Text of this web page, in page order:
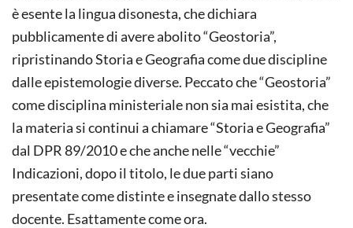
è esente la lingua disonesta, che dichiara
pubblicamente di avere abolito “Geostoria”,
ripristinando Storia e Geografia come due discipline
dalle epistemologie diverse. Peccato che “Geostoria”
come disciplina ministeriale non sia mai esistita, che
la materia si continui a chiamare “Storia e Geografia”
dal DPR 89/2010 e che anche nelle “vecchie”
Indicazioni, dopo il titolo, le due parti siano
presentate come distinte e insegnate dallo stesso
docente. Esattamente come ora.